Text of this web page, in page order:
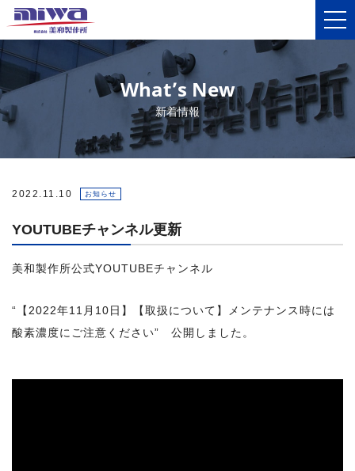
What’s New
新着情報
2022.11.10 お知らせ
YOUTUBEチャンネル更新
美和製作所公式YOUTUBEチャンネル
“【2022年11月10日】【取扱について】メンテナンス時には
酸素濃度にご注意ください” 公開しました。